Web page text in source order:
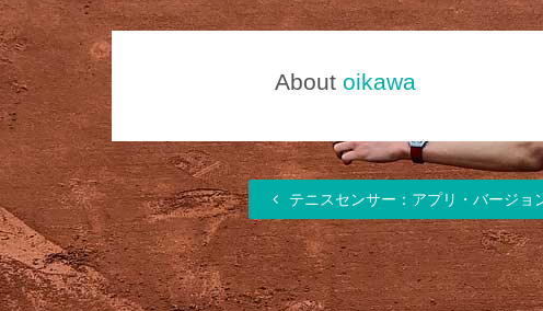
About oikawa
テニスセンサー：アプリ・バージョ